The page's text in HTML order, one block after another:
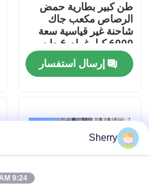
رقابة جودة
اتصل بنا
مدونة
طن كبير بطارية حمض
الرصاص مكعب جاك
شاحنة غير قياسية سعة
6000 كيلوغرام 6 طن
نشاط سلسلة تشكيل
الشوكةإرسال استفسار
Sherry
9:24 AM